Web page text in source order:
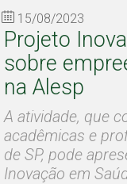
15/08/2023
Projeto
sobre
na Alesp
A atividade, que
acadêmicas e
de SP, pode
Inovação em